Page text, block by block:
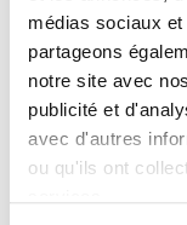
médias sociaux
partageons
notre site avec
publicité et
avec d'autres
ou qu'ils ont